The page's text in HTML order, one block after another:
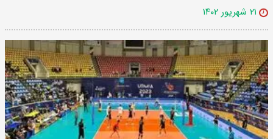
۲۱ شهریور ۱۴۰۲